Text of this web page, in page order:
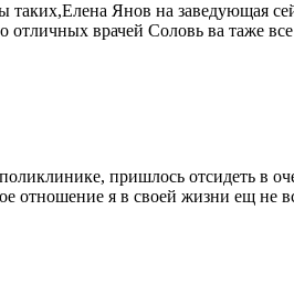
Янов на заведующая
врачей Соловь ва таже
пришлось отсидеть
отношение я в своей жизни ещ не